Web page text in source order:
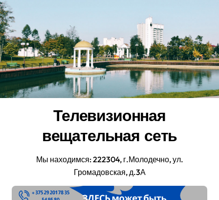
Перейти
к
содержанию
Телевизионная
вещательная сеть
Мы находимся: 222304, г.Молодечно, ул.
Громадовская, д.3А